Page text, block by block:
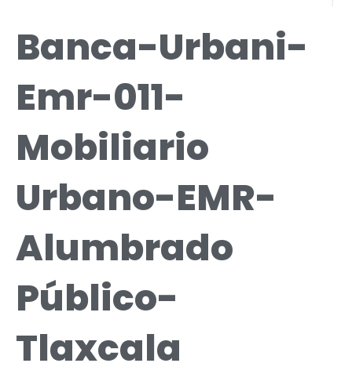
Banca-Urbani-
Emr-011-
Mobiliario
Urbano-EMR-
Alumbrado
Público-
Tlaxcala